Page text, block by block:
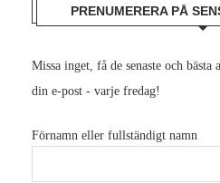
PRENUMERERA PÅ
Missa inget, få de senaste och
din e-post - varje fredag!
Förnamn eller fullständigt namn